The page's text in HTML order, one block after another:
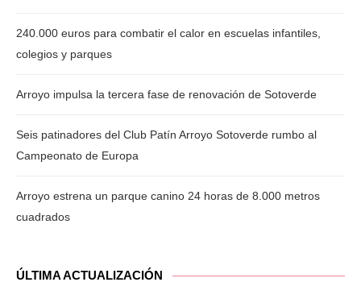
240.000 euros para combatir el calor en escuelas infantiles,
colegios y parques
Arroyo impulsa la tercera fase de renovación de Sotoverde
Seis patinadores del Club Patín Arroyo Sotoverde rumbo al
Campeonato de Europa
Arroyo estrena un parque canino 24 horas de 8.000 metros
cuadrados
ÚLTIMA ACTUALIZACIÓN